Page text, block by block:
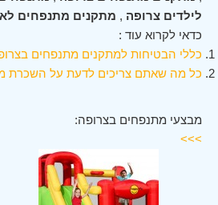
לילדים צרופה , מתקנים מתנפחים
כדאי לקרוא עוד :
כללי הבטיחות למתקנים מתנפחים
כל מה שאתם צריכים לדעת על השכרת
מבצעי מתנפחים בצרופה:
>>>